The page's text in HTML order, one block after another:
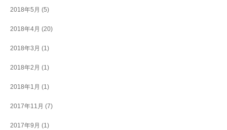
2018年5月 (5)
2018年4月 (20)
2018年3月 (1)
2018年2月 (1)
2018年1月 (1)
2017年11月 (7)
2017年9月 (1)